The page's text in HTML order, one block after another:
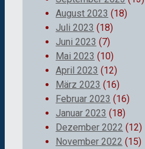
August 2023 (18)
Juli 2023 (18)
Juni 2023 (7)
Mai 2023 (10)
April 2023 (12)
März 2023 (16)
Februar 2023 (16)
Januar 2023 (18)
Dezember 2022 (12)
November 2022 (15)